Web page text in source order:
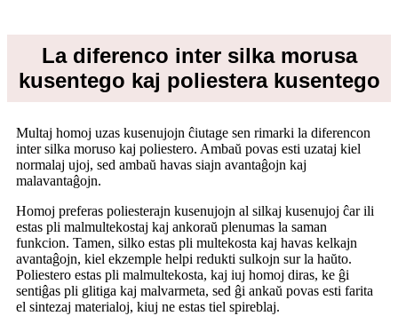
La diferenco inter silka morusa
kusentego kaj poliestera kusentego
Multaj homoj uzas kusenujojn ĉiutage sen rimarki la diferencon
inter silka moruso kaj poliestero. Ambaŭ povas esti uzataj kiel
normalaj ujoj, sed ambaŭ havas siajn avantaĝojn kaj
malavantaĝojn.
Homoj preferas poliesterajn kusenujojn al silkaj kusenujoj ĉar ili
estas pli malmultekostaj kaj ankoraŭ plenumas la saman
funkcion. Tamen, silko estas pli multekosta kaj havas kelkajn
avantaĝojn, kiel ekzemple helpi redukti sulkojn sur la haŭto.
Poliestero estas pli malmultekosta, kaj iuj homoj diras, ke ĝi
sentiĝas pli glitiga kaj malvarmeta, sed ĝi ankaŭ povas esti farita
el sintezaj materialoj, kiuj ne estas tiel spireblaj.